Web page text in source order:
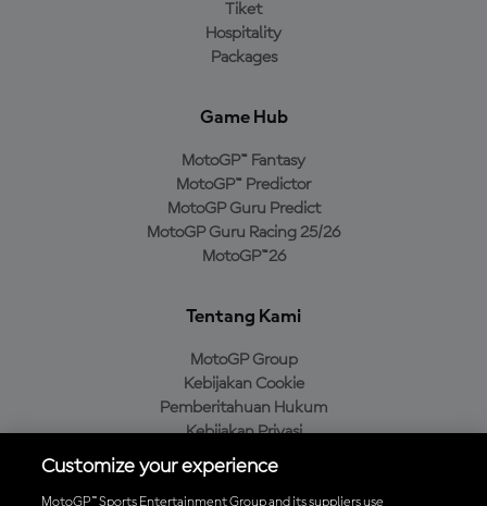
Tiket
Hospitality
Packages
Game Hub
MotoGP™ Fantasy
MotoGP™ Predictor
MotoGP Guru Predict
MotoGP Guru Racing 25/26
MotoGP™26
Tentang Kami
MotoGP Group
Kebijakan Cookie
Pemberitahuan Hukum
Kebijakan Privasi
Kebijakan Pembelian
Customize your experience
MotoGP™ Sports Entertainment Group and its suppliers use